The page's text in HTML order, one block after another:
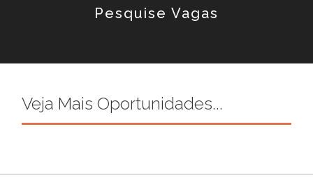
Pesquise Vagas
Veja Mais Oportunidades...